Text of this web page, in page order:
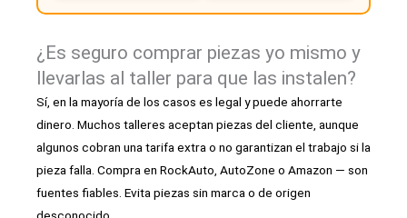
¿Es seguro comprar piezas yo mismo y
llevarlas al taller para que las instalen?
Sí, en la mayoría de los casos es legal y puede ahorrarte
dinero. Muchos talleres aceptan piezas del cliente, aunque
algunos cobran una tarifa extra o no garantizan el trabajo si la
pieza falla. Compra en RockAuto, AutoZone o Amazon — son
fuentes fiables. Evita piezas sin marca o de origen